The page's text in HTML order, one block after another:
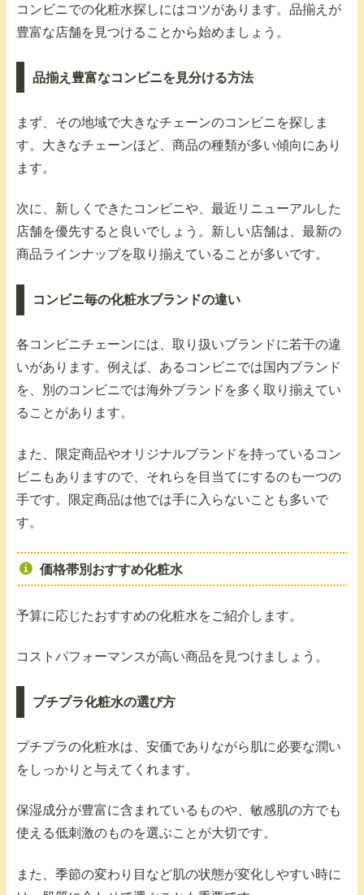
コンビニでの化粧水探しにはコツがあります。品揃えが
豊富な店舗を見つけることから始めましょう。
品揃え豊富なコンビニを見分ける方法
まず、その地域で大きなチェーンのコンビニを探しま
す。大きなチェーンほど、商品の種類が多い傾向にあり
ます。
次に、新しくできたコンビニや、最近リニューアルした
店舗を優先すると良いでしょう。新しい店舗は、最新の
商品ラインナップを取り揃えていることが多いです。
コンビニ毎の化粧水ブランドの違い
各コンビニチェーンには、取り扱いブランドに若干の違
いがあります。例えば、あるコンビニでは国内ブランド
を、別のコンビニでは海外ブランドを多く取り揃えてい
ることがあります。
また、限定商品やオリジナルブランドを持っているコン
ビニもありますので、それらを目当てにするのも一つの
手です。限定商品は他では手に入らないことも多いで
す。
価格帯別おすすめ化粧水
予算に応じたおすすめの化粧水をご紹介します。
コストパフォーマンスが高い商品を見つけましょう。
プチプラ化粧水の選び方
プチプラの化粧水は、安価でありながら肌に必要な潤い
をしっかりと与えてくれます。
保湿成分が豊富に含まれているものや、敏感肌の方でも
使える低刺激のものを選ぶことが大切です。
また、季節の変わり目など肌の状態が変化しやすい時に